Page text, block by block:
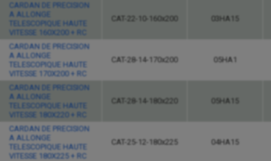
CARDAN DE PRECISION
A ALLONGE
TELESCOPIQUE HAUTE
VITESSE 160X200 + RC
CAT-22-10-160x200 03HA15
CARDAN DE PRECISION
A ALLONGE
TELESCOPIQUE HAUTE
VITESSE 170X200 + RC
CAT-28-14-170x200 05HA1
CARDAN DE PRECISION
A ALLONGE
TELESCOPIQUE HAUTE
VITESSE 180X220 + RC
CAT-28-14-180x220 05HA15
CARDAN DE PRECISION
A ALLONGE
TELESCOPIQUE HAUTE
VITESSE 180X225 + RC
CAT-25-12-180x225 04HA15